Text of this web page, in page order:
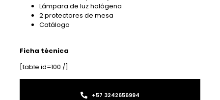
Lámpara de luz halógena
2 protectores de mesa
Catálogo
Ficha técnica
[table id=100 /]